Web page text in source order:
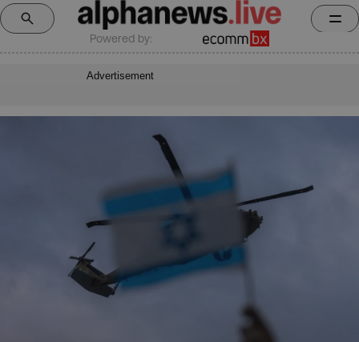
Powered by:
Advertisement